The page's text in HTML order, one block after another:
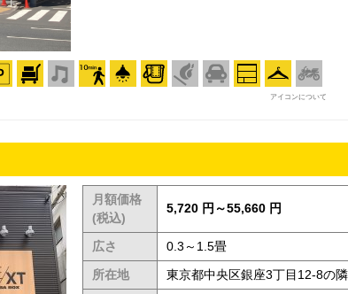
アイコンについて
月額価格
(税込)
5,720 円～55,660 円
広さ
0.3～1.5畳
所在地
東京都中央区銀座3丁目12-8の隣